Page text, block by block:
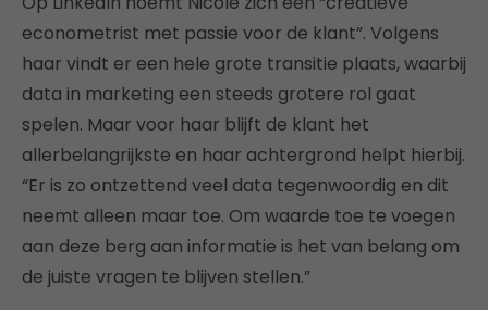
econometrist met passie voor de klant”. Volgens
haar vindt er een hele grote transitie plaats, waarbij
data in marketing een steeds grotere rol gaat
spelen. Maar voor haar blijft de klant het
allerbelangrijkste en haar achtergrond helpt hierbij.
“Er is zo ontzettend veel data tegenwoordig en dit
neemt alleen maar toe. Om waarde toe te voegen
aan deze berg aan informatie is het van belang om
de juiste vragen te blijven stellen.”